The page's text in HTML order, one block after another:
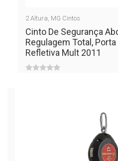
2Altura, MG Cintos
Cinto De Segurança
Regulagem Total,
Refletiva Mult 2011